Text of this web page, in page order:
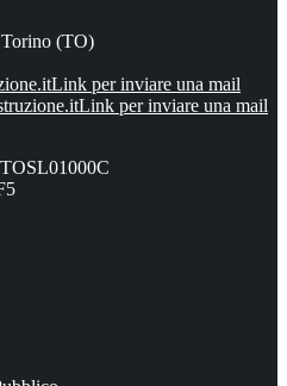
(TO)
Link per inviare una mail
Link per inviare una mail